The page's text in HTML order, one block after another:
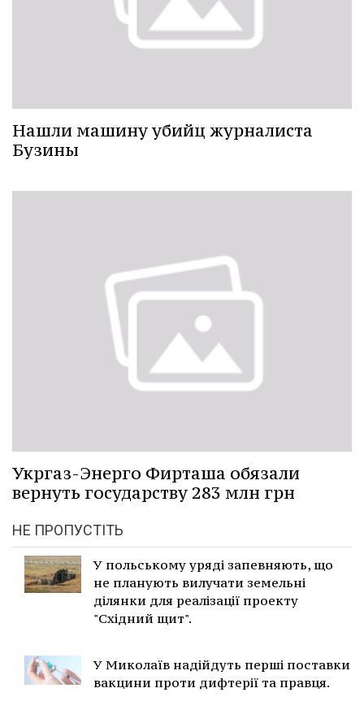
Нашли машину убийц журналиста
Бузины
Укргаз-Энерго Фирташа обязали
вернуть государству 283 млн грн
НЕ ПРОПУСТІТЬ
У польському уряді запевняють, що
не планують вилучати земельні
ділянки для реалізації проекту
"Східний щит".
У Миколаїв надійдуть перші поставки
вакцини проти дифтерії та правця.